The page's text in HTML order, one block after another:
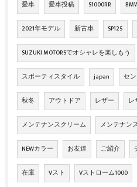
愛車 愛車投稿 S1000RR
2021年モデル 新古車 SP125
SUZUKI MOTORSでオシャレを楽しもう
スポーティスタイル japan セ
秋冬 アウトドア レザー レ
メンテナンスクリーム メンテナン
NEWカラー お友達 ご紹介
在庫 Vスト Vストローム1000